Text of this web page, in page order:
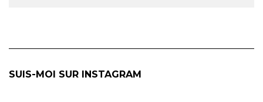
SUIS-MOI SUR INSTAGRAM